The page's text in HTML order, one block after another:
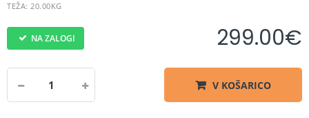
TEŽA: 20.00KG
NA ZALOGI 299.00€
V KOŠARICO